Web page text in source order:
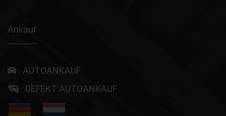
Ankauf
AUTOANKAUF
DEFEKT AUTOANKAUF